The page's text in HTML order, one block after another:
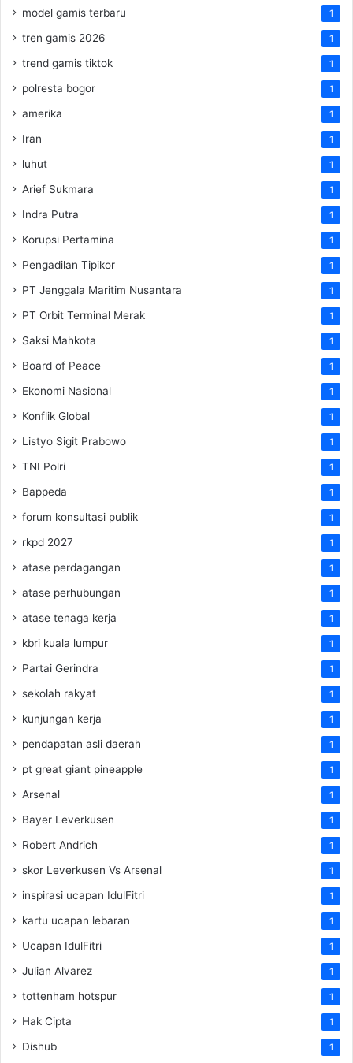
model gamis terbaru 1
tren gamis 2026 1
trend gamis tiktok 1
polresta bogor 1
amerika 1
Iran 1
luhut 1
Arief Sukmara 1
Indra Putra 1
Korupsi Pertamina 1
Pengadilan Tipikor 1
PT Jenggala Maritim Nusantara 1
PT Orbit Terminal Merak 1
Saksi Mahkota 1
Board of Peace 1
Ekonomi Nasional 1
Konflik Global 1
Listyo Sigit Prabowo 1
TNI Polri 1
Bappeda 1
forum konsultasi publik 1
rkpd 2027 1
atase perdagangan 1
atase perhubungan 1
atase tenaga kerja 1
kbri kuala lumpur 1
Partai Gerindra 1
sekolah rakyat 1
kunjungan kerja 1
pendapatan asli daerah 1
pt great giant pineapple 1
Arsenal 1
Bayer Leverkusen 1
Robert Andrich 1
skor Leverkusen Vs Arsenal 1
inspirasi ucapan IdulFitri 1
kartu ucapan lebaran 1
Ucapan IdulFitri 1
Julian Alvarez 1
tottenham hotspur 1
Hak Cipta 1
Dishub 1